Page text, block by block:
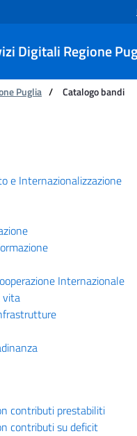
Digitali Regione
Puglia / Catalogo bandi
Servizi Digitali
e Internazionalizzazione
Internazionale
vita
contributi prestabiliti
contributi su deficit